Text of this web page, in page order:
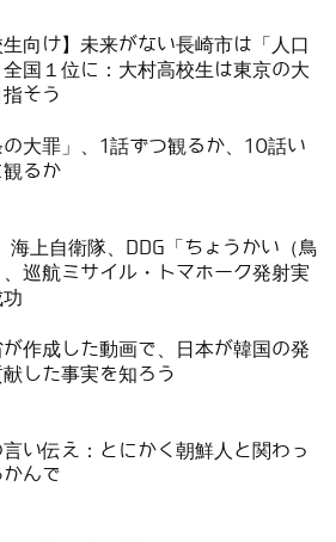
生向け】未来がない長崎市は「人口
国１位に：大村高校生は東京の大
そう
の大罪」、1話ずつ観るか、10話い
観るか
上自衛隊、DDG「ちょうかい（鳥
巡航ミサイル・トマホーク発射実
作成した動画で、日本が韓国の発
献した事実を知ろう
い伝え：とにかく朝鮮人と関わっ
んで